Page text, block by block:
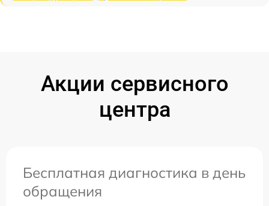
Акции сервисного
центра
Бесплатная диагностика в день
обращения